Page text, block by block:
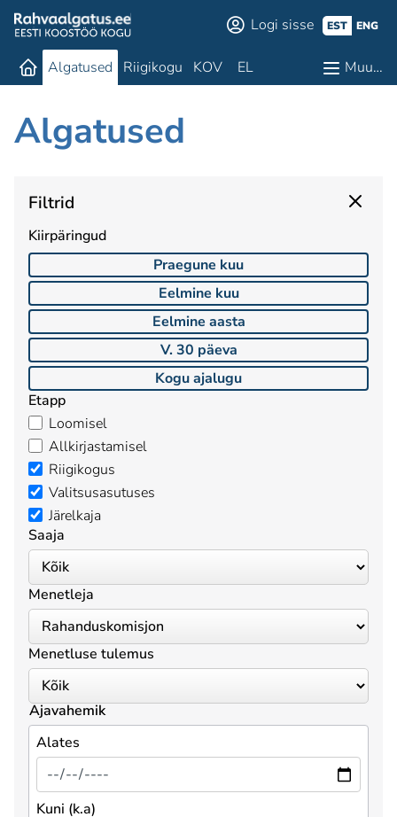
Logi sisse EST ENG
Algatused Riigikogu KOV EL Muu…
Algatused
Filtrid
Kiirpäringud
Praegune kuu
Eelmine kuu
Eelmine aasta
V. 30 päeva
Kogu ajalugu
Etapp
Loomisel
Allkirjastamisel
Riigikogus
Valitsusasutuses
Järelkaja
Saaja
Menetleja
Menetluse tulemus
Ajavahemik
Alates
Kuni (k.a)